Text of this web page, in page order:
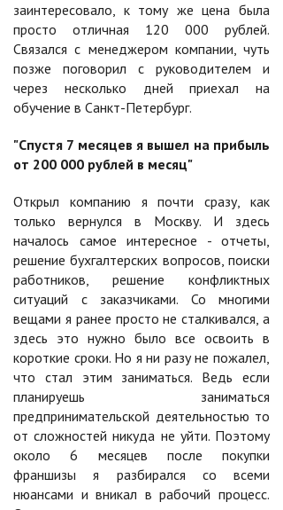
заинтересовало, к тому же цена была
просто отличная 120 000 рублей.
Связался с менеджером компании, чуть
позже поговорил с руководителем и
через несколько дней приехал на
обучение в Санкт-Петербург.
"Спустя 7 месяцев я вышел на прибыль
от 200 000 рублей в месяц"
Открыл компанию я почти сразу, как
только вернулся в Москву. И здесь
началось самое интересное - отчеты,
решение бухгалтерских вопросов, поиски
работников, решение конфликтных
ситуаций с заказчиками. Со многими
вещами я ранее просто не сталкивался, а
здесь это нужно было все освоить в
короткие сроки. Но я ни разу не пожалел,
что стал этим заниматься. Ведь если
планируешь заниматься
предпринимательской деятельностью то
от сложностей никуда не уйти. Поэтому
около 6 месяцев после покупки
франшизы я разбирался со всеми
нюансами и вникал в рабочий процесс.